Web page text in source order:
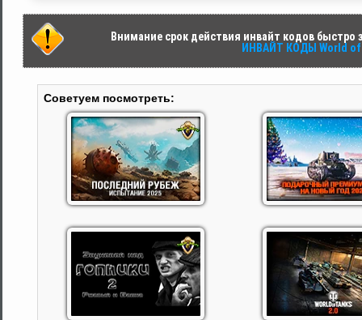
Внимание срок действия инвайт кодов быстро
ИНВАЙТ КОДЫ World
Советуем посмотреть: